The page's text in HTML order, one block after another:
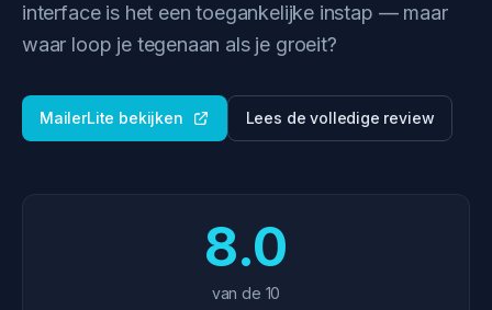
interface is het een toegankelijke instap — maar
waar loop je tegenaan als je groeit?
MailerLite bekijken Lees de volledige review
8.0
van de 10